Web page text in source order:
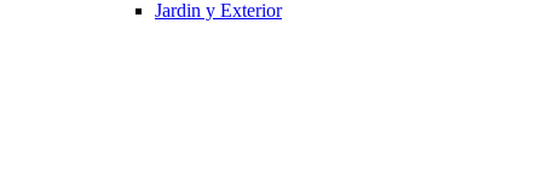
Jardin y Exterior